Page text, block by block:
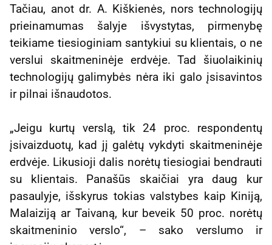
Tačiau, anot dr. A. Kiškienės, nors technologijų
prieinamumas šalyje išvystytas, pirmenybę
teikiame tiesioginiam santykiui su klientais, o ne
verslui skaitmeninėje erdvėje. Tad šiuolaikinių
technologijų galimybės nėra iki galo įsisavintos
ir pilnai išnaudotos.
„Jeigu kurtų verslą, tik 24 proc. respondentų
įsivaizduotų, kad jį galėtų vykdyti skaitmeninėje
erdvėje. Likusioji dalis norėtų tiesiogiai bendrauti
su klientais. Panašūs skaičiai yra daug kur
pasaulyje, išskyrus tokias valstybes kaip Kiniją,
Malaiziją ar Taivaną, kur beveik 50 proc. norėtų
skaitmeninio verslo“, – sako verslumo ir